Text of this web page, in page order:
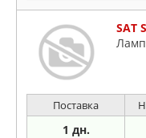
SAT
Поставка
1 дн.